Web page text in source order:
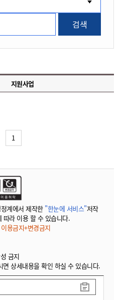
검색
지원사업
1
계에서 제작한 "한눈에 서비스"저작
따라 이용 할 수 있습니다.
용금지+변경금지
금지
상세내용을 확인 하실 수 있습니다.